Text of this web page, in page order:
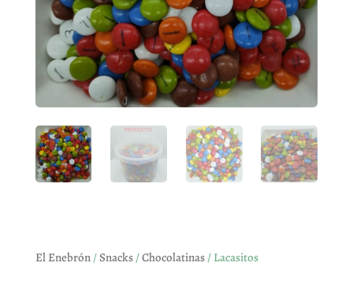
El Enebrón/ Snacks/Chocolatinas/ Lacasitos